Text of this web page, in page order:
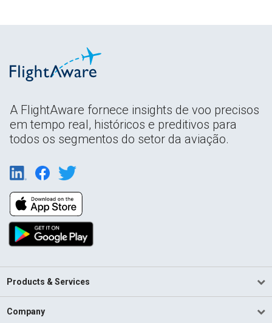
A FlightAware fornece insights de voo precisos
em tempo real, históricos e preditivos para
todos os segmentos do setor da aviação.
Products & Services
Company